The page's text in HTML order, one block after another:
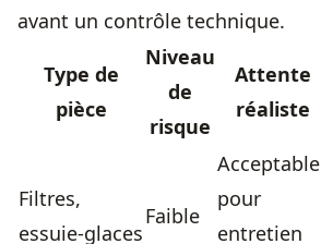
avant un contrôle technique.
Type de
pièce
Niveau
de
risque
Attente
réaliste
Filtres,
essuie-glaces
Faible
Acceptable
pour
entretien